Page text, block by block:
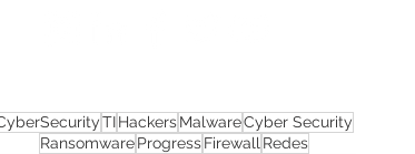
TI Hackers MalwareCyber Security
Ransomware Progress Firewall Redes